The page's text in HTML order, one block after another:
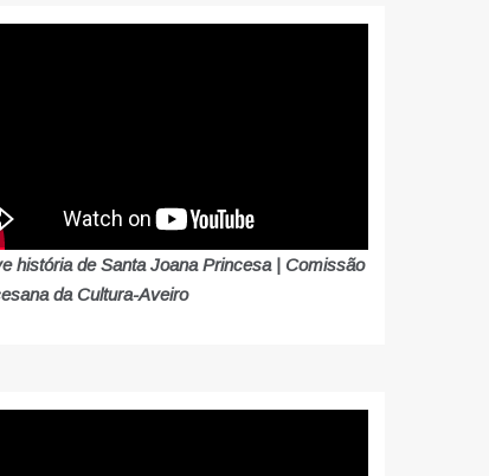
história de Santa Joana Princesa | Comissão
da Cultura-Aveiro